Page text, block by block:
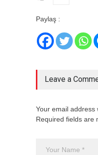
Paylaş :
Leave a
Your email address
Required fields are